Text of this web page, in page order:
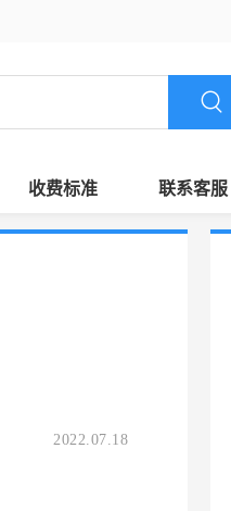
收费标准 联系客服
2022.07.18